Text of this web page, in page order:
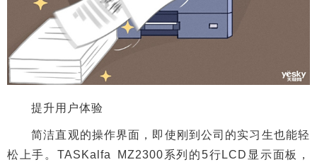
提升用户体验
简洁直观的操作界面，即使刚到公司的实习生也能轻
松上手。TASKalfa MZ2300系列的5行LCD显示面板，